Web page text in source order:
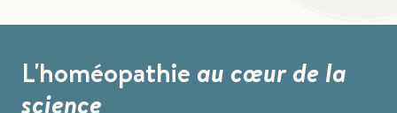
L'homéopathie au cœur de la
science